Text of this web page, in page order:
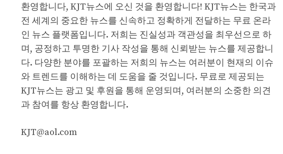
환영합니다, KJT뉴스에 오신 것을 환영합니다! KJT뉴스는 한국과
전 세계의 중요한 뉴스를 신속하고 정확하게 전달하는 무료 온라
인 뉴스 플랫폼입니다. 저희는 진실성과 객관성을 최우선으로 하
며, 공정하고 투명한 기사 작성을 통해 신뢰받는 뉴스를 제공합니
다. 다양한 분야를 포괄하는 저희의 뉴스는 여러분이 현재의 이슈
와 트렌드를 이해하는 데 도움을 줄 것입니다. 무료로 제공되는
KJT뉴스는 광고 및 후원을 통해 운영되며, 여러분의 소중한 의견
과 참여를 항상 환영합니다.
KJT@aol.com